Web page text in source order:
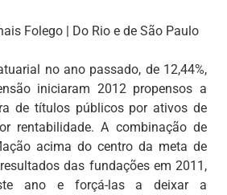
Folego | Do Rio e de São Paulo
no ano passado, de 12,44%,
iniciaram 2012 propensos a
de títulos públicos por ativos de
rentabilidade. A combinação de
acima do centro da meta de
das fundações em 2011,
ano e forçá-las a deixar a